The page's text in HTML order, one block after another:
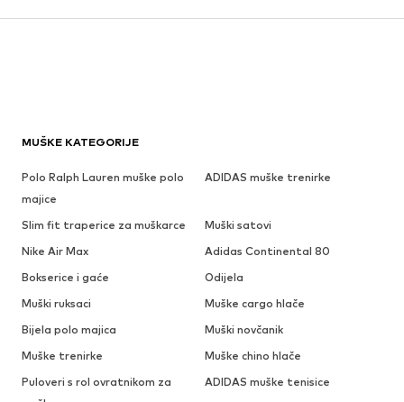
MUŠKE KATEGORIJE
Polo Ralph Lauren muške polo
majice
ADIDAS muške trenirke
Slim fit traperice za muškarce
Muški satovi
Nike Air Max
Adidas Continental 80
Bokserice i gaće
Odijela
Muški ruksaci
Muške cargo hlače
Bijela polo majica
Muški novčanik
Muške trenirke
Muške chino hlače
Puloveri s rol ovratnikom za
ADIDAS muške tenisice